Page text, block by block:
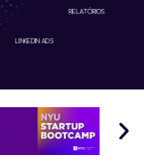
LINKEDIN ADS
RELATÓRIOS